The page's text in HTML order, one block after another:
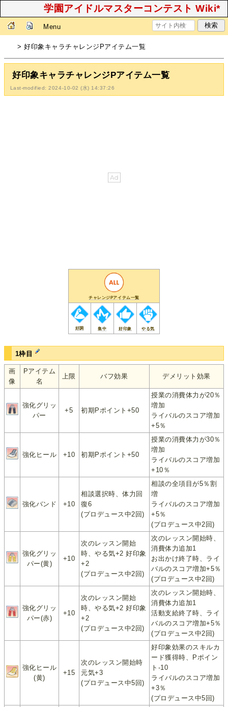
学園アイドルマスターコンテスト Wiki*
Menu
> 好印象キャラチャレンジPアイテム一覧
好印象キャラチャレンジPアイテム一覧
Last-modified: 2024-10-02 (水) 14:37:26
チャレンジPアイテム一覧
好調 集中 好印象 やる気
1枠目
画
像
Pアイテム
名
上限 バフ効果 デメリット効果
強化グリッ
パー
+5 初期Pポイント+50
授業の消費体力が20％
増加
ライバルのスコア増加
+5％
強化ヒール +10 初期Pポイント+50
授業の消費体力が30％
増加
ライバルのスコア増加
+10％
強化バンド +10
相談選択時、体力回
復6
(プロデュース中2回)
相談の全項目が5％割
増
ライバルのスコア増加
+5％
(プロデュース中2回)
強化グリッ
パー(黄)
+10
次のレッスン開始
時、やる気+2 好印象
+2
(プロデュース中2回)
次のレッスン開始時、
消費体力追加1
お出かけ終了時、ライ
バルのスコア増加+5％
(プロデュース中2回)
強化グリッ
パー(赤)
+10
次のレッスン開始
時、やる気+2 好印象
+2
(プロデュース中2回)
次のレッスン開始時、
消費体力追加1
活動支給終了時、ライ
バルのスコア増加+5％
(プロデュース中2回)
強化ヒール
(黄)
+15
次のレッスン開始時
元気+3
(プロデュース中5回)
好印象効果のスキルカ
ード獲得時、Pポイン
ト-10
ライバルのスコア増加
+3％
(プロデュース中5回)